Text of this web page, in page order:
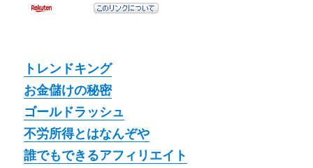
トレンドキング
お金儲けの秘密
ゴールドラッシュ
不労所得とはなんぞや
誰でもできるアフィリエイト